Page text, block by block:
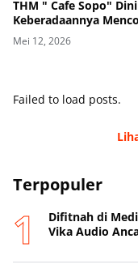
THM " Cafe Sopo"
Keberadaannya
Wajah Pemerintah
Kabupaten Tangerang
Mei 12, 2026
Failed to load posts.
Terpopuler
Difitnah di
Vika Audio